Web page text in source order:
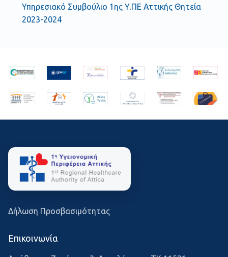
Υπηρεσιακό Συμβούλιο 1ης Υ.ΠΕ Αττικής Θητεία
2023-2024
Δήλωση Προσβασιμότητας
Επικοινωνία